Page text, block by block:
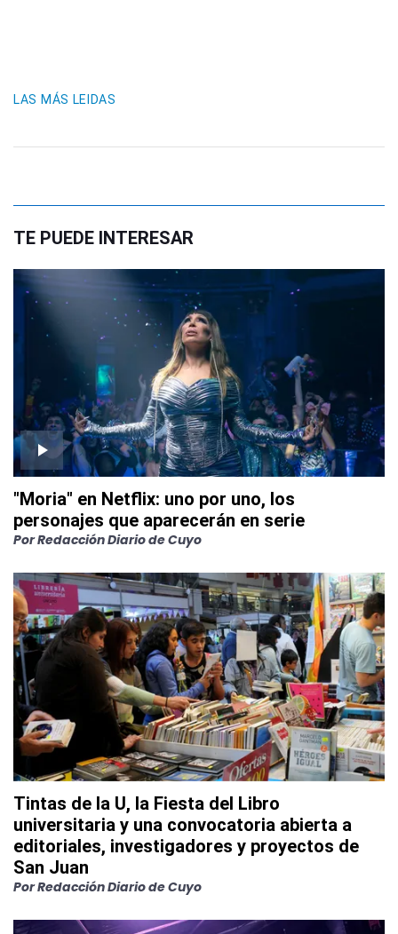
LAS MÁS LEIDAS
TE PUEDE INTERESAR
"Moria" en Netflix: uno por uno, los
personajes que aparecerán en serie
PorRedacción Diario de Cuyo
Tintas de la U, la Fiesta del Libro
universitaria y una convocatoria abierta a
editoriales, investigadores y proyectos de
San Juan
PorRedacción Diario de Cuyo